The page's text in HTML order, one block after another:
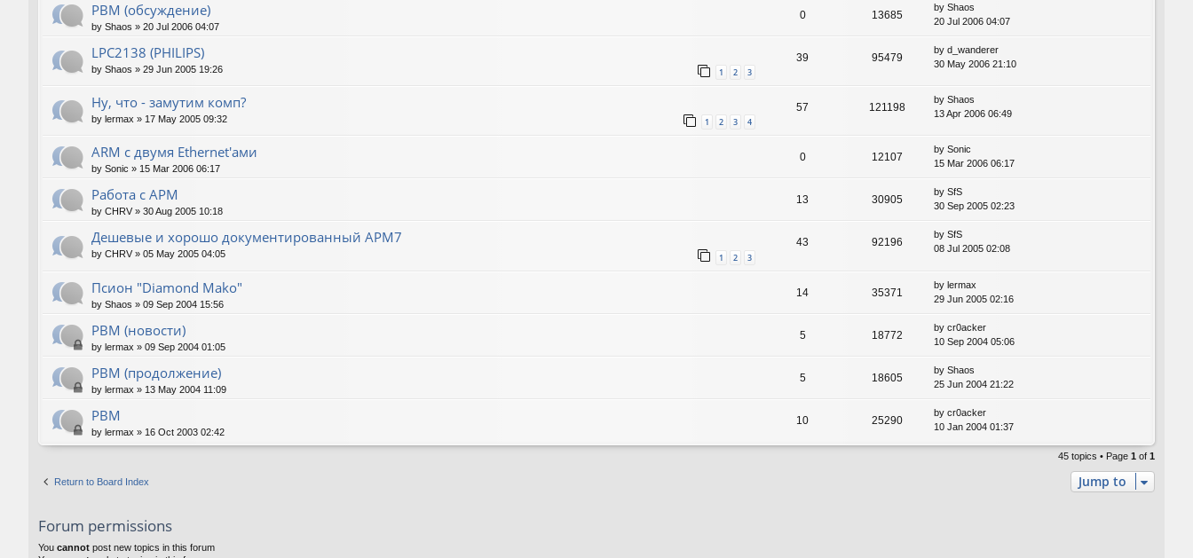
РВМ (обсуждение)
by Shaos » 20 Jul 2006 04:07
0 13685
by Shaos
20 Jul 2006 04:07
LPC2138 (PHILIPS)
by Shaos » 29 Jun 2005 19:26 1 2 3
39 95479
by d_wanderer
30 May 2006 21:10
Ну, что - замутим комп?
by lermax » 17 May 2005 09:32 1 2 3 4
57 121198
by Shaos
13 Apr 2006 06:49
ARM с двумя Ethernet'ами
by Sonic » 15 Mar 2006 06:17
0 12107
by Sonic
15 Mar 2006 06:17
Работа с АРМ
by CHRV » 30 Aug 2005 10:18
13 30905
by SfS
30 Sep 2005 02:23
Дешевые и хорошо документированный АРМ7
by CHRV » 05 May 2005 04:05 1 2 3
43 92196
by SfS
08 Jul 2005 02:08
Псион "Diamond Mako"
by Shaos » 09 Sep 2004 15:56
14 35371
by lermax
29 Jun 2005 02:16
РВМ (новости)
by lermax » 09 Sep 2004 01:05
5 18772
by cr0acker
10 Sep 2004 05:06
РВМ (продолжение)
by lermax » 13 May 2004 11:09
5 18605
by Shaos
25 Jun 2004 21:22
РВМ
by lermax » 16 Oct 2003 02:42
10 25290
by cr0acker
10 Jan 2004 01:37
45 topics • Page 1 of 1
Return to Board Index Jump to
Forum permissions
You cannot post new topics in this forum